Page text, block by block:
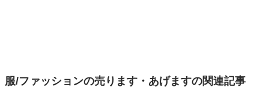
服/ファッションの売ります・あげますの関連記事